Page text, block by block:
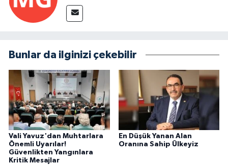
Bunlar da ilginizi çekebilir
Vali Yavuz'dan Muhtarlara
Önemli Uyarılar!
Güvenlikten Yangınlara
Kritik Mesajlar
En Düşük Yanan Alan
Oranına Sahip Ülkeyiz